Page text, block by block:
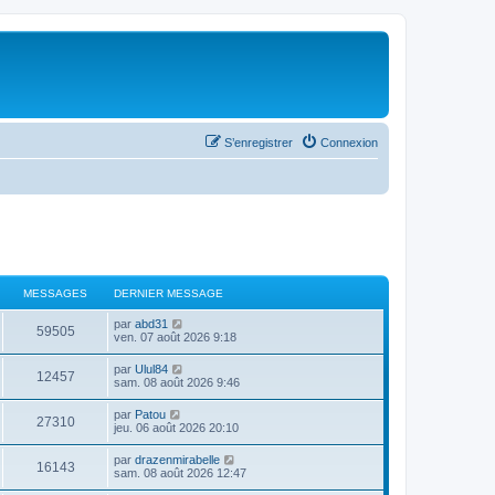
Connexion
S’enregistrer
MESSAGES DERNIER MESSAGE
59505 par abd31
o
e
d
r
n
i
e
r
ven. 07 août 2026 9:18
12457 par Ulul84
o
l
e
d
e
r
n
sam. 08 août 2026 9:46
27310 par Patou
o
r
l
e
jeu. 06 août 2026 20:10
16143 par drazenmirabelle
o
sam. 08 août 2026 12:47